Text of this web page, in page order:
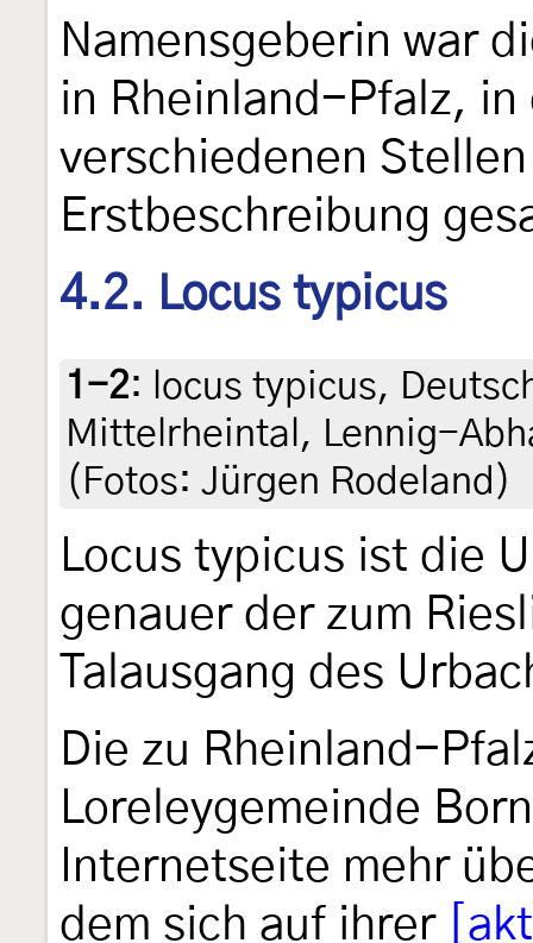
Namensgeberin war
in Rheinland-Pfalz, in
verschiedenen
Erstbeschreibung
4.2. Locus typicus
1-2:
locus typicus,
Mittelrheintal, Lennig-
(Fotos: Jürgen Rodeland)
Locus typicus ist die
genauer der zum
Talausgang des
Die zu Rheinland-
Loreleygemeinde
Internetseite mehr
dem sich auf ihrer